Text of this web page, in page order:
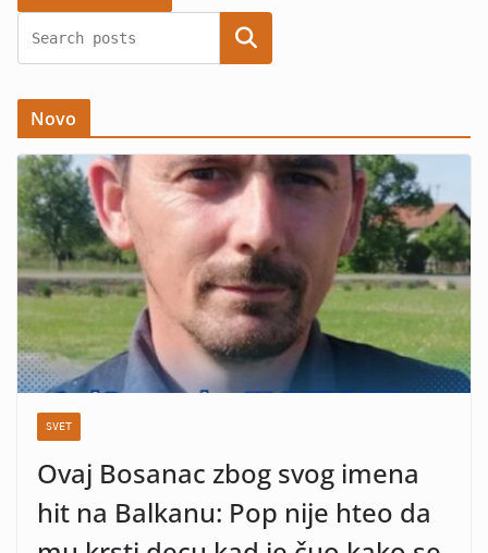
Search
Novo
SVET
Ovaj Bosanac zbog svog imena
hit na Balkanu: Pop nije hteo da